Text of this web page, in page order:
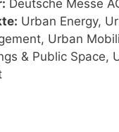
Deutsche Messe
Urban Energy,
Urban
& Public Space,